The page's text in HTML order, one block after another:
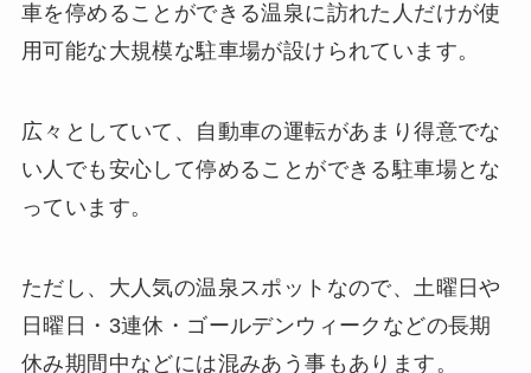
車を停めることができる温泉に訪れた人だけが使
用可能な大規模な駐車場が設けられています。
広々としていて、自動車の運転があまり得意でな
い人でも安心して停めることができる駐車場とな
っています。
ただし、大人気の温泉スポットなので、土曜日や
日曜日・3連休・ゴールデンウィークなどの長期
休み期間中などには混みあう事もあります。